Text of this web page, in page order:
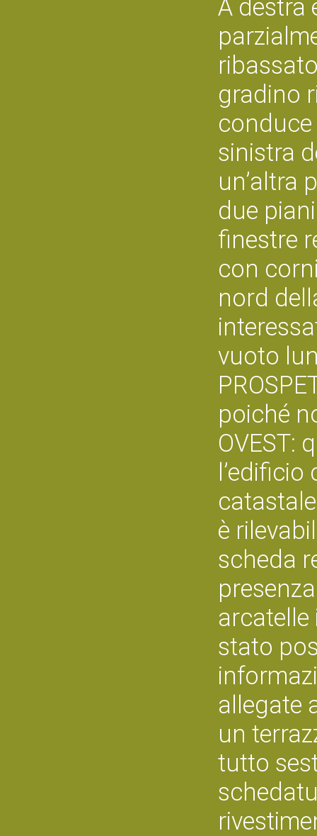
A destra
gradino
conduce
sinistra
un’altra
due
finestre
con
nord
vuoto
poiché
OVEST:
catastale
è
scheda
stato
allegate
un
tutto